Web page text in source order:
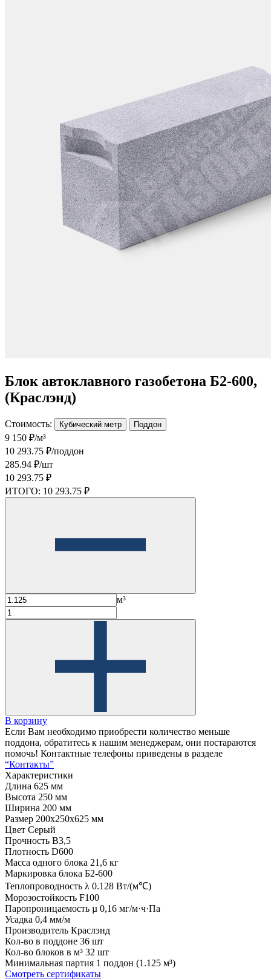
Блок автоклавного газобетона Б2-600,
(Краслэнд)
Стоимость: Кубический метр Поддон
9 150 ₽/м³
10 293.75 ₽/поддон
285.94 ₽/шт
10 293.75 ₽
ИТОГО: 10 293.75 ₽
м³
В корзину
Если Вам необходимо приобрести количество меньше
поддона, обратитесь к нашим менеджерам, они постараются
помочь! Контактные телефоны приведены в разделе
“Контакты”
Характеристики
Длина 625 мм
Высота 250 мм
Ширина 200 мм
Размер 200x250x625 мм
Цвет Серый
Прочность B3,5
Плотность D600
Масса одного блока 21,6 кг
Маркировка блока Б2-600
Теплопроводность λ 0.128 Вт/(м℃)
Морозостойкость F100
Паропроницаемость µ 0,16 мг/м·ч·Па
Усадка 0,4 мм/м
Производитель Краслэнд
Кол-во в поддоне 36 шт
Кол-во блоков в м³ 32 шт
Минимальная партия 1 поддон (1.125 м³)
Смотреть сертификаты